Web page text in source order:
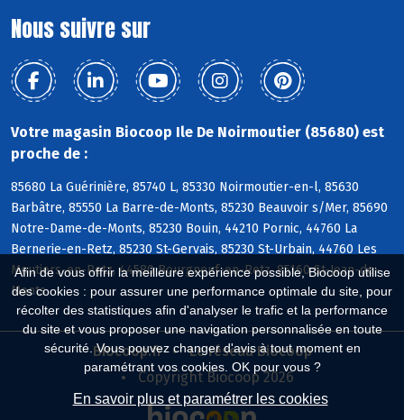
Afin de vous offrir la meilleure expérience possible, Biocoop utilise
des cookies : pour assurer une performance optimale du site, pour
récolter des statistiques afin d'analyser le trafic et la performance
du site et vous proposer une navigation personnalisée en toute
sécurité. Vous pouvez changer d'avis à tout moment en
paramétrant vos cookies. OK pour vous ?
En savoir plus et paramétrer les cookies
Nous suivre sur
Votre magasin Biocoop Ile De Noirmoutier (85680) est
proche de :
85680 La Guérinière, 85740 L, 85330 Noirmoutier-en-l, 85630
Barbâtre, 85550 La Barre-de-Monts, 85230 Beauvoir s/Mer, 85690
Notre-Dame-de-Monts, 85230 Bouin, 44210 Pornic, 44760 La
Bernerie-en-Retz, 85230 St-Gervais, 85230 St-Urbain, 44760 Les
Moutiers-en-Retz, 44580 Bourgneuf-en-Retz, 85160 St-Jean-de-
Monts
Biocoop.fr
Le réseau Biocoop
Copyright Biocoop 2026